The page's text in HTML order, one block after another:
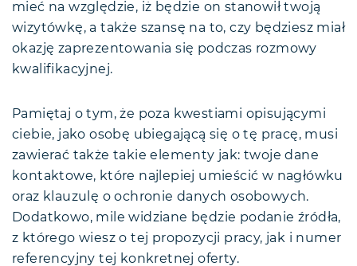
mieć na względzie, iż będzie on stanowił twoją
wizytówkę, a także szansę na to, czy będziesz miał
okazję zaprezentowania się podczas rozmowy
kwalifikacyjnej.
Pamiętaj o tym, że poza kwestiami opisującymi
ciebie, jako osobę ubiegającą się o tę pracę, musi
zawierać także takie elementy jak: twoje dane
kontaktowe, które najlepiej umieścić w nagłówku
oraz klauzulę o ochronie danych osobowych.
Dodatkowo, mile widziane będzie podanie źródła,
z którego wiesz o tej propozycji pracy, jak i numer
referencyjny tej konkretnej oferty.